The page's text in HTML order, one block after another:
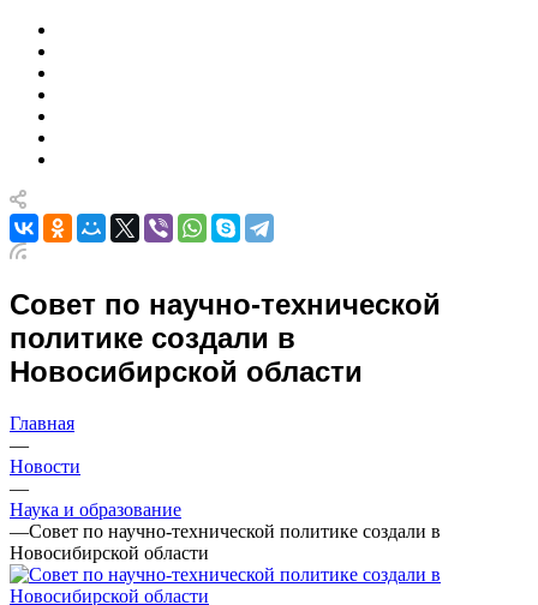
Совет по научно-технической
политике создали в
Новосибирской области
Главная
—
Новости
—
Наука и образование
—Совет по научно-технической политике создали в
Новосибирской области